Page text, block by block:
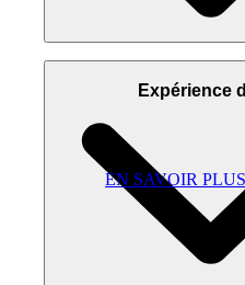
Nous créons des
haute qualité à l’aide
captivants pour tous
EN SAVOIR PLUS
Expérience